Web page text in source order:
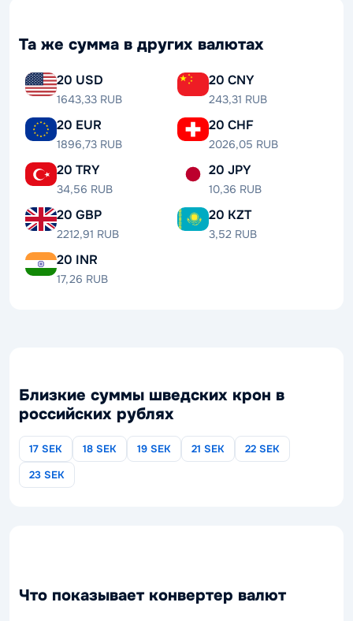
Та же сумма в других валютах
20 USD
1643,33 RUB
20 CNY
243,31 RUB
20 EUR
1896,73 RUB
20 CHF
2026,05 RUB
20 TRY
34,56 RUB
20 JPY
10,36 RUB
20 GBP
2212,91 RUB
20 KZT
3,52 RUB
20 INR
17,26 RUB
Близкие суммы шведских крон в
российских рублях
17 SEK 18 SEK 19 SEK 21 SEK
22 SEK
23 SEK
Что показывает конвертер валют